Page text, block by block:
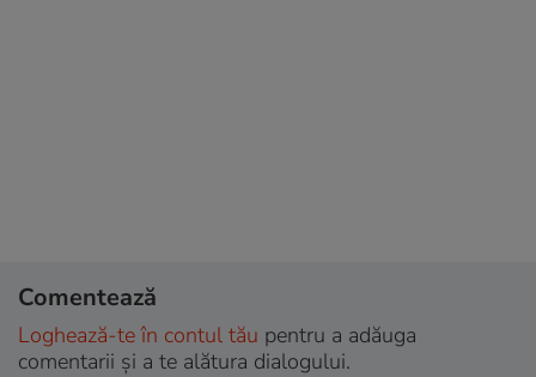
Comentează
Loghează-te în contul tău pentru a adăuga
comentarii și a te alătura dialogului.